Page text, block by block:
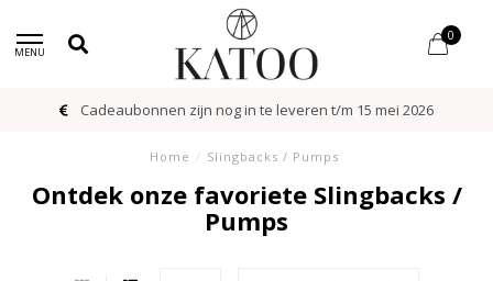
MENU
0
Cadeaubonnen zijn nog in te leveren t/m 15 mei 2026
Home / Slingbacks / Pumps
Ontdek onze favoriete Slingbacks /
Pumps